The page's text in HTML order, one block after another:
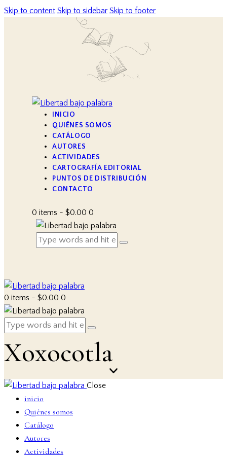
Skip to content Skip to sidebar Skip to footer
INICIO
QUIÉNES SOMOS
CATÁLOGO
AUTORES
ACTIVIDADES
CARTOGRAFÍA EDITORIAL
PUNTOS DE DISTRIBUCIÓN
CONTACTO
0 items - $0.00 0
0 items - $0.00 0
Xoxocotla
Close
inicio
Quiénes somos
Catálogo
Autores
Actividades